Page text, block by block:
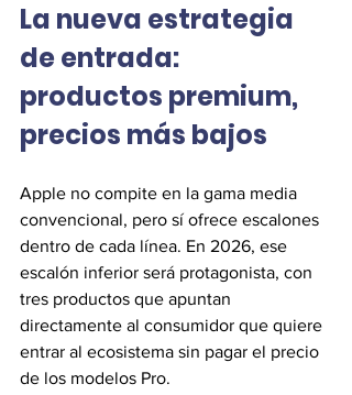
La nueva estrategia
de entrada:
productos premium,
precios más bajos
Apple no compite en la gama media
convencional, pero sí ofrece escalones
dentro de cada línea. En 2026, ese
escalón inferior será protagonista, con
tres productos que apuntan
directamente al consumidor que quiere
entrar al ecosistema sin pagar el precio
de los modelos Pro.